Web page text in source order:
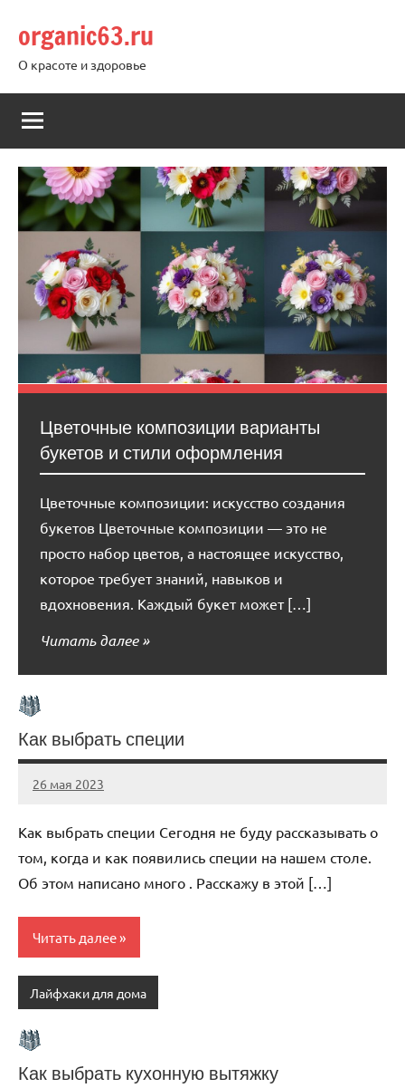
содержимому
organic63.ru
О красоте и здоровье
Цветочные композиции варианты
букетов и стили оформления
Цветочные композиции: искусство создания
букетов Цветочные композиции — это не
просто набор цветов, а настоящее искусство,
которое требует знаний, навыков и
вдохновения. Каждый букет может […]
Читать далее
Как выбрать специи
26 мая 2023
organic63_ru
Нет
Как выбрать специи Сегодня не буду рассказывать о
том, когда и как появились специи на нашем столе.
Об этом написано много . Расскажу в этой […]
Читать далее
Лайфхаки для дома
Как выбрать кухонную вытяжку